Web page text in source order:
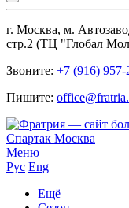
г. Москва, м.
стр.2 (ТЦ "Глобал
Звоните: +7 (916) 957-
Пишите:
Меню
Рус Eng
Ещё